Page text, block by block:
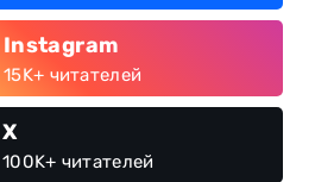
Instagram
15K+ читателей
X
100K+ читателей